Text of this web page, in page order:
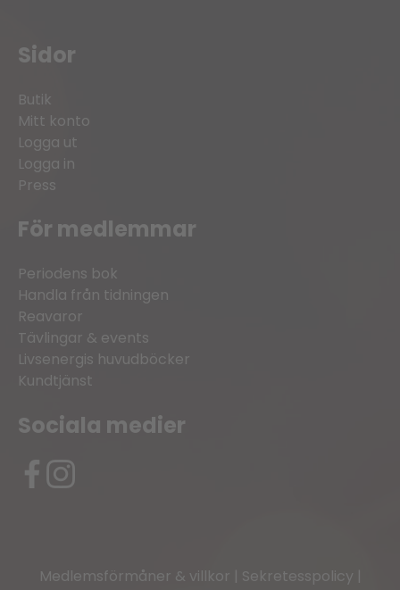
Sidor
Butik
Mitt konto
Logga ut
Logga in
Press
För medlemmar
Periodens bok
Handla från tidningen
Reavaror
Tävlingar & events
Livsenergis huvudböcker
Kundtjänst
Sociala medier
Medlemsförmåner & villkor | Sekretesspolicy |